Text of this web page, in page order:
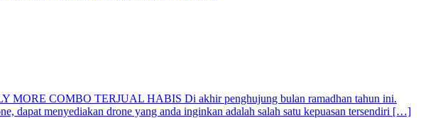
MORE COMBO TERJUAL HABIS Di akhir penghujung bulan ramadhan tahun ini.
dapat menyediakan drone yang anda inginkan adalah salah satu kepuasan tersendiri […]